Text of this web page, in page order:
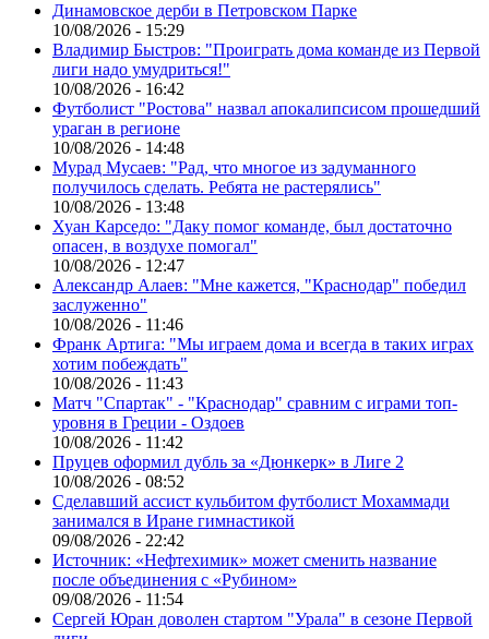
Динамовское дерби в Петровском Парке
10/08/2026 - 15:29
Владимир Быстров: "Проиграть дома команде из Первой
лиги надо умудриться!"
10/08/2026 - 16:42
Футболист "Ростова" назвал апокалипсисом прошедший
ураган в регионе
10/08/2026 - 14:48
Мурад Мусаев: "Рад, что многое из задуманного
получилось сделать. Ребята не растерялись"
10/08/2026 - 13:48
Хуан Карседо: "Даку помог команде, был достаточно
опасен, в воздухе помогал"
10/08/2026 - 12:47
Александр Алаев: "Мне кажется, "Краснодар" победил
заслуженно"
10/08/2026 - 11:46
Франк Артига: "Мы играем дома и всегда в таких играх
хотим побеждать"
10/08/2026 - 11:43
Матч "Спартак" - "Краснодар" сравним с играми топ-
уровня в Греции - Оздоев
10/08/2026 - 11:42
Пруцев оформил дубль за «Дюнкерк» в Лиге 2
10/08/2026 - 08:52
Сделавший ассист кульбитом футболист Мохаммади
занимался в Иране гимнастикой
09/08/2026 - 22:42
Источник: «Нефтехимик» может сменить название
после объединения с «Рубином»
09/08/2026 - 11:54
Сергей Юран доволен стартом "Урала" в сезоне Первой